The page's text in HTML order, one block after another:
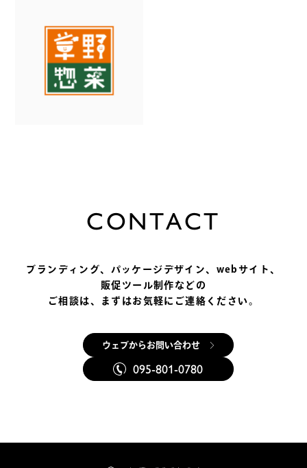
CONTACT
ブランディング、パッケージデザイン、 webサイト、
販促ツール制作などの
ご相談は、まずはお気軽にご連絡ください。
ウェブからお問い合わせ
095-801-0780